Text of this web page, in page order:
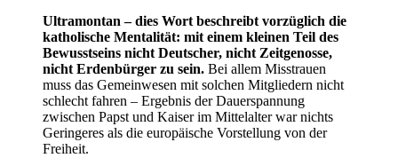
Ultramontan – dies Wort beschreibt vorzüglich die
katholische Mentalität: mit einem kleinen Teil des
Bewusstseins nicht Deutscher, nicht Zeitgenosse,
nicht Erdenbürger zu sein. Bei allem Misstrauen
muss das Gemeinwesen mit solchen Mitgliedern nicht
schlecht fahren – Ergebnis der Dauerspannung
zwischen Papst und Kaiser im Mittelalter war nichts
Geringeres als die europäische Vorstellung von der
Freiheit.